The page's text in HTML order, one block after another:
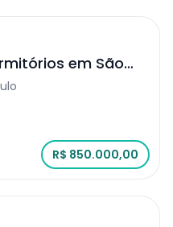
em São
R$ 850.000,00